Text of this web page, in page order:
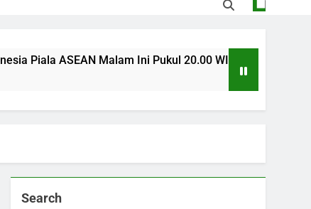
Malam Ini Pukul 20.00 WIB di Jalalive Menjadi Sajian
Search